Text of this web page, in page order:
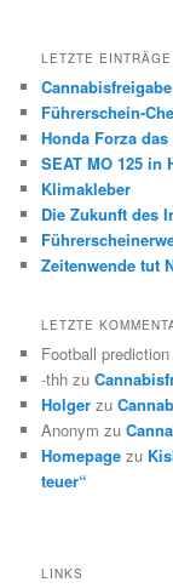
LETZTE EINTRÄGE
Cannabisfreigabe
Führerschein-
Honda Forza
SEAT MO 125
Klimakleber
Die Zukunft des
Zeitenwende tut
LETZTE
Football prediction
-thh zu
Holger zu
Anonym zu
Homepage zu
teuer“
LINKS